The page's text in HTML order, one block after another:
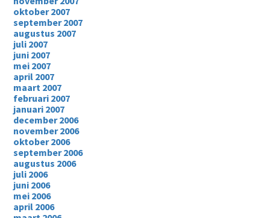
oktober 2007
september 2007
augustus 2007
juli 2007
juni 2007
mei 2007
april 2007
maart 2007
februari 2007
januari 2007
december 2006
november 2006
oktober 2006
september 2006
augustus 2006
juli 2006
juni 2006
mei 2006
april 2006